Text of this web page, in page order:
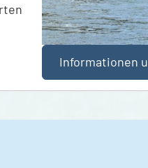
Informationen